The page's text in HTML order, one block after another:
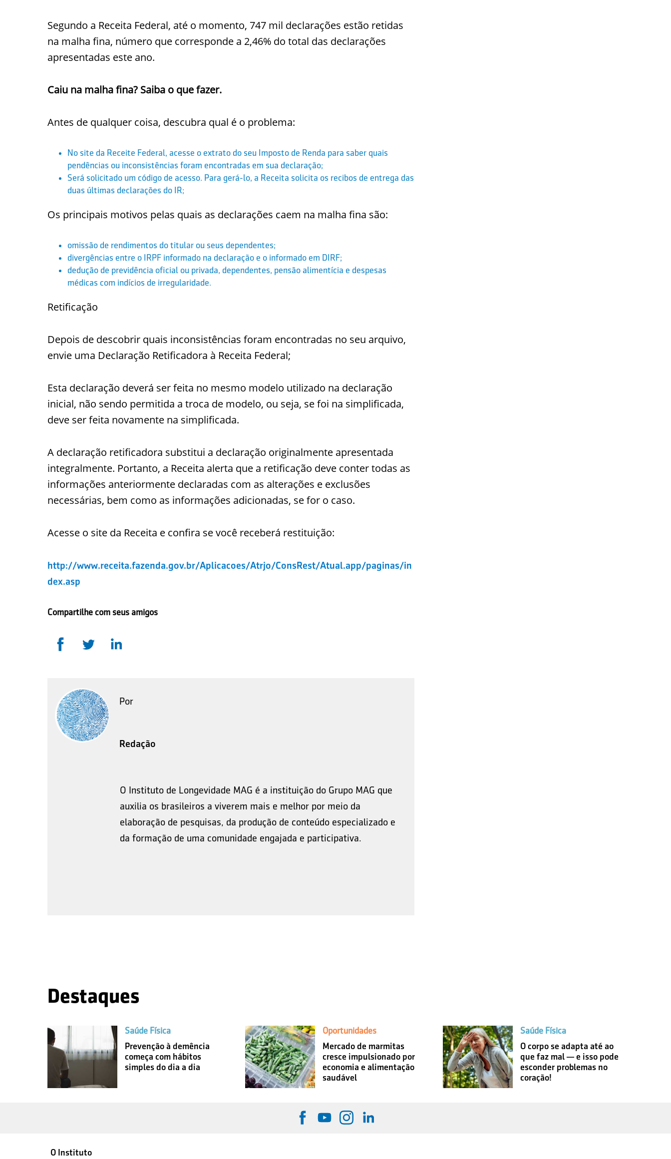
Segundo a Receita Federal, até o momento, 747 mil declarações estão retidas
na malha fina, número que corresponde a 2,46% do total das declarações
apresentadas este ano.
Caiu na malha fina? Saiba o que fazer.
Antes de qualquer coisa, descubra qual é o problema:
No site da Receite Federal, acesse o extrato do seu Imposto de Renda para saber quais
pendências ou inconsistências foram encontradas em sua declaração;
Será solicitado um código de acesso. Para gerá-lo, a Receita solicita os recibos de entrega das
duas últimas declarações do IR;
Os principais motivos pelas quais as declarações caem na malha fina são:
omissão de rendimentos do titular ou seus dependentes;
divergências entre o IRPF informado na declaração e o informado em DIRF;
dedução de previdência oficial ou privada, dependentes, pensão alimentícia e despesas
médicas com indícios de irregularidade.
Retificação
Depois de descobrir quais inconsistências foram encontradas no seu arquivo,
envie uma Declaração Retificadora à Receita Federal;
Esta declaração deverá ser feita no mesmo modelo utilizado na declaração
inicial, não sendo permitida a troca de modelo, ou seja, se foi na simplificada,
deve ser feita novamente na simplificada.
A declaração retificadora substitui a declaração originalmente apresentada
integralmente. Portanto, a Receita alerta que a retificação deve conter todas as
informações anteriormente declaradas com as alterações e exclusões
necessárias, bem como as informações adicionadas, se for o caso.
Acesse o site da Receita e confira se você receberá restituição:
http://www.receita.fazenda.gov.br/Aplicacoes/Atrjo/ConsRest/Atual.app/paginas/in
dex.asp
Compartilhe com seus amigos
Por
Redação
O Instituto de Longevidade MAG é a instituição do Grupo MAG que
auxilia os brasileiros a viverem mais e melhor por meio da
elaboração de pesquisas, da produção de conteúdo especializado e
da formação de uma comunidade engajada e participativa.
Destaques
Saúde Física
Prevenção à demência
começa com hábitos
simples do dia a dia
Oportunidades
Mercado de marmitas
cresce impulsionado por
economia e alimentação
saudável
Saúde Física
O corpo se adapta até ao
que faz mal — e isso pode
esconder problemas no
coração!
O Instituto